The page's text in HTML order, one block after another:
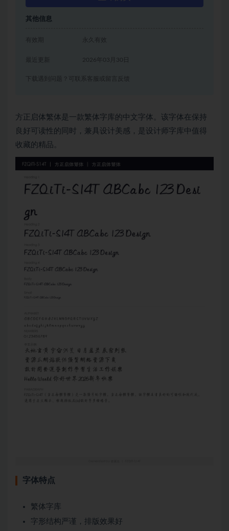
其他信息
有效期 永久有效
2026年03月30日
下载遇到问题？可联系客服或留言反馈
方正启体繁体是一款繁体字库的中文字体。该字体在保持
良好可读性的同时，兼具设计美感，是设计师字库中值得
收藏的精品。
字体特点
繁体字库
字形结构严谨，排版效果好